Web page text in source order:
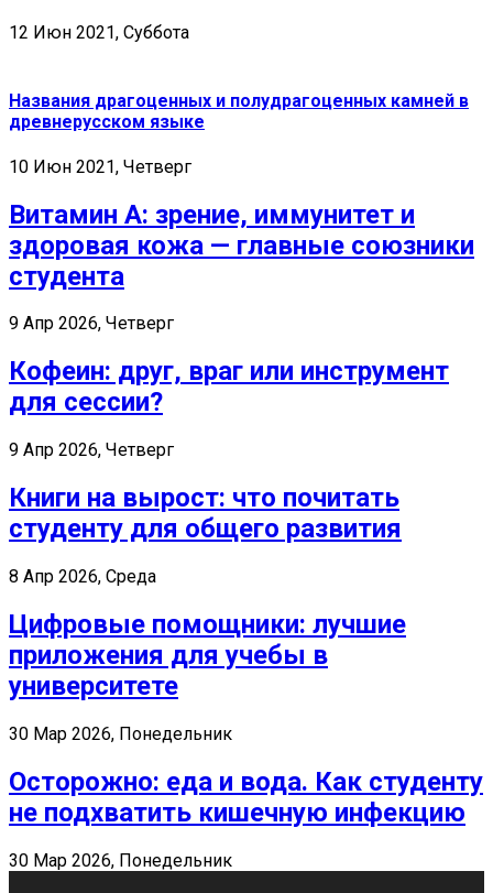
12 Июн 2021, Суббота
Названия драгоценных и полудрагоценных камней в
древнерусском языке
10 Июн 2021, Четверг
Витамин А: зрение, иммунитет и
здоровая кожа — главные союзники
студента
9 Апр 2026, Четверг
Кофеин: друг, враг или инструмент
для сессии?
9 Апр 2026, Четверг
Книги на вырост: что почитать
студенту для общего развития
8 Апр 2026, Среда
Цифровые помощники: лучшие
приложения для учебы в
университете
30 Мар 2026, Понедельник
Осторожно: еда и вода. Как студенту
не подхватить кишечную инфекцию
30 Мар 2026, Понедельник